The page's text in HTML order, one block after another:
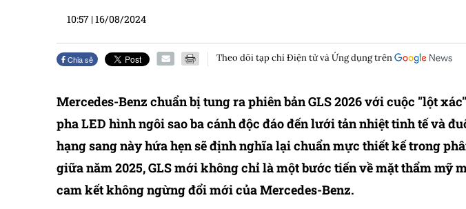
10:57 |16/08/2024
Chia sẻ Theo dõi tạp chí Điện tử và Ứng dụng trên
Mercedes-Benz chuẩn bị tung ra phiên bản GLS 2026 với cuộc "lột
pha LED hình ngôi sao ba cánh độc đáo đến lưới tản nhiệt tinh tế và
hạng sang này hứa hẹn sẽ định nghĩa lại chuẩn mực thiết kế trong
giữa năm 2025, GLS mới không chỉ là một bước tiến về mặt thẩm mỹ
cam kết không ngừng đổi mới của Mercedes-Benz.